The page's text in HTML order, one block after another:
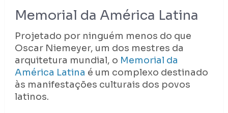
Memorial da América Latina
Projetado por ninguém menos do que
Oscar Niemeyer, um dos mestres da
arquitetura mundial, o Memorial da
América Latina é um complexo destinado
às manifestações culturais dos povos
latinos.